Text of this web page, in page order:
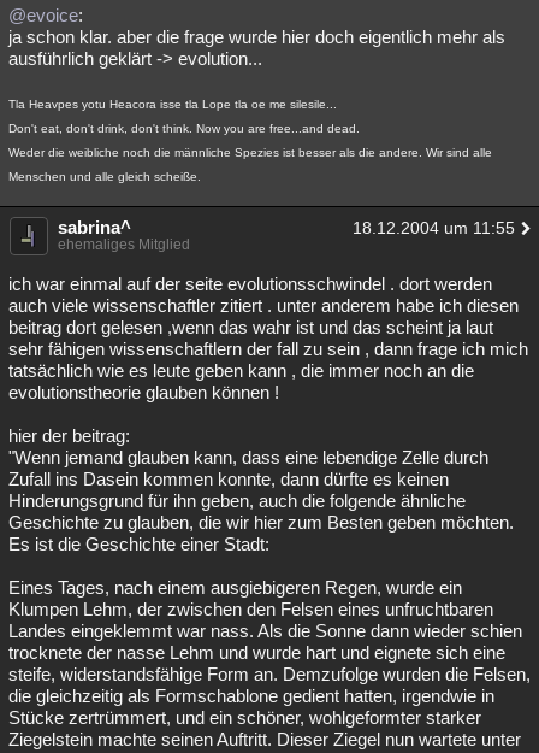
@evoice:
ja schon klar. aber die frage wurde hier doch eigentlich mehr als
ausführlich geklärt -> evolution...
Tla Heavpes yotu Heacora isse tla Lope tla oe me silesile...
Don't eat, don't drink, don't think. Now you are free...and dead.
Weder die weibliche noch die männliche Spezies ist besser als die andere. Wir sind alle
Menschen und alle gleich scheiße.
sabrina^ 18.12.2004 um 11:55
ehemaliges Mitglied
ich war einmal auf der seite evolutionsschwindel . dort werden
auch viele wissenschaftler zitiert . unter anderem habe ich diesen
beitrag dort gelesen ,wenn das wahr ist und das scheint ja laut
sehr fähigen wissenschaftlern der fall zu sein , dann frage ich mich
tatsächlich wie es leute geben kann , die immer noch an die
evolutionstheorie glauben können !
hier der beitrag:
"Wenn jemand glauben kann, dass eine lebendige Zelle durch
Zufall ins Dasein kommen konnte, dann dürfte es keinen
Hinderungsgrund für ihn geben, auch die folgende ähnliche
Geschichte zu glauben, die wir hier zum Besten geben möchten.
Es ist die Geschichte einer Stadt:
Eines Tages, nach einem ausgiebigeren Regen, wurde ein
Klumpen Lehm, der zwischen den Felsen eines unfruchtbaren
Landes eingeklemmt war nass. Als die Sonne dann wieder schien
trocknete der nasse Lehm und wurde hart und eignete sich eine
steife, widerstandsfähige Form an. Demzufolge wurden die Felsen,
die gleichzeitig als Formschablone gedient hatten, irgendwie in
Stücke zertrümmert, und ein schöner, wohlgeformter starker
Ziegelstein machte seinen Auftritt. Dieser Ziegel nun wartete unter